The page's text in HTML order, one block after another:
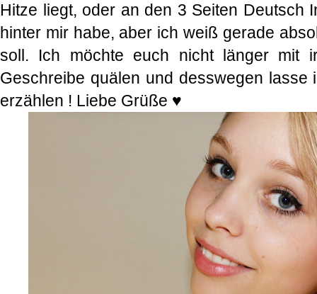
Hitze liegt, oder an den 3 Seiten Deutsch
hinter mir habe, aber ich weiß gerade
soll. Ich möchte euch nicht länger mit
Geschreibe quälen und desswegen lasse
erzählen ! Liebe Grüße ♥